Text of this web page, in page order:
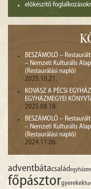
előkészítő
BESZÁMOLÓ –
– Nemzeti Kulturális
(Restaurálási napló)
2025.10.21.
KOVÁSZ A PÉCSI
EGYHÁZMEGYEI
2025.08.18.
BESZÁMOLÓ –
– Nemzeti Kulturális
(Restaurálási napló)
2024.11.06.
adventbátacsalád
főpásztorgyerekek